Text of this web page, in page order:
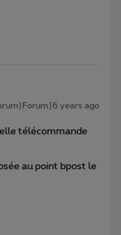
years ago
télécommande
au point bpost le